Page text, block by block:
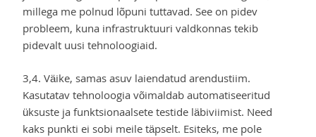
millega me polnud lõpuni tuttavad. See on pidev
probleem, kuna infrastruktuuri valdkonnas tekib
pidevalt uusi tehnoloogiaid.
3,4. Väike, samas asuv laiendatud arendustiim.
Kasutatav tehnoloogia võimaldab automatiseeritud
üksuste ja funktsionaalsete testide läbiviimist. Need
kaks punkti ei sobi meile täpselt. Esiteks, me pole